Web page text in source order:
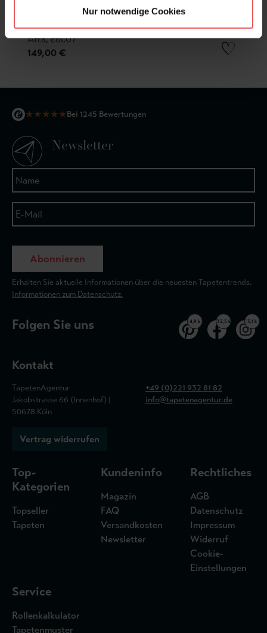
Nur notwendige Cookies
Afra, col.07
149,00 €
★★★★★Bei 1245 Bewertungen
Newsletter
Abonnieren
Erhalten Sie aktuelle Informationen über die neuesten Tapetentrends.
Informationen zum Datenschutz.
Folgen Sie uns 4,9 k 32,5 k 3,1 k
Kontakt
TapetenAgentur
Jakobstrasse 66 (Innenhof) |
50678 Köln
+49 (0)221 932 81 82
info@tapetenagentur.de
Vertrag widerrufen
Top-
Kategorien
Topseller
Tapeten
Kundeninfo
Magazin
FAQ
Versandkosten
Newsletter
Rechtliches
AGB
Datenschutz
Impressum
Widerruf
Cookie-
Einstellungen
Service
Rollenkalkulator
Tapetenmuster